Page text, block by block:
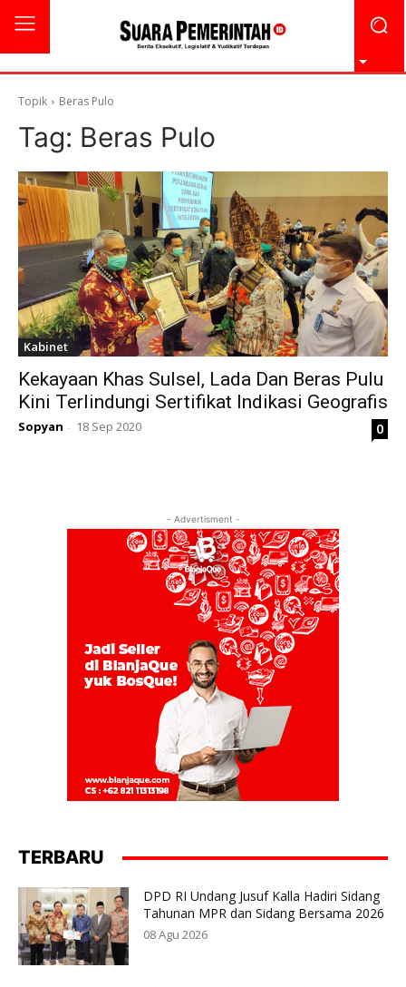
Topik Beras Pulo
Tag: Beras Pulo
Kabinet
Kekayaan Khas Sulsel, Lada Dan Beras Pulu
Kini Terlindungi Sertifikat Indikasi Geografis
Sopyan - 18 Sep 2020 0
- Advertisment -
TERBARU
DPD RI Undang Jusuf Kalla Hadiri Sidang
Tahunan MPR dan Sidang Bersama 2026
08 Agu 2026